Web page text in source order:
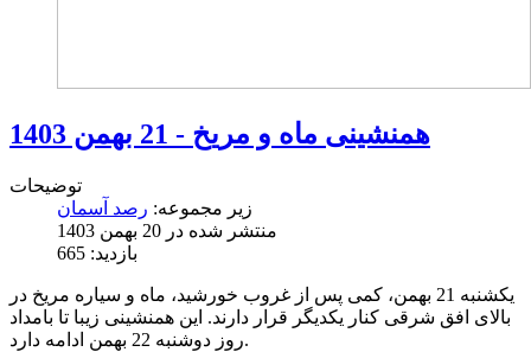
همنشینی ماه و مریخ - 21 بهمن 1403
توضیحات
زیر مجموعه: رصد آسمان
منتشر شده در 20 بهمن 1403
بازدید: 665
یکشنبه 21 بهمن، کمی پس از غروب خورشید، ماه و سیاره مریخ در
بالای افق شرقی کنار یکدیگر قرار دارند. این همنشینی زیبا تا بامداد
روز دوشنبه 22 بهمن ادامه دارد.